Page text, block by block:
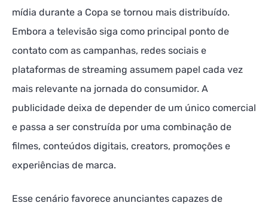
mídia durante a Copa se tornou mais distribuído.
Embora a televisão siga como principal ponto de
contato com as campanhas, redes sociais e
plataformas de streaming assumem papel cada vez
mais relevante na jornada do consumidor. A
publicidade deixa de depender de um único comercial
e passa a ser construída por uma combinação de
filmes, conteúdos digitais, creators, promoções e
experiências de marca.
Esse cenário favorece anunciantes capazes de